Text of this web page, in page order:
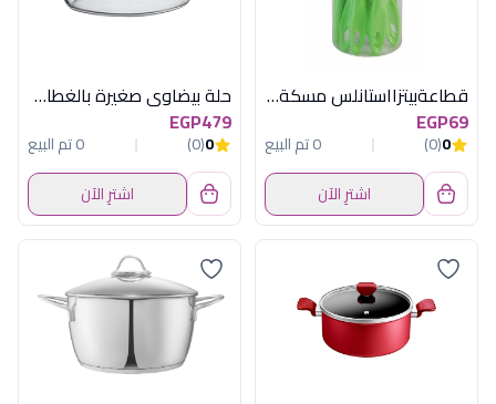
قطاعةبيتزااستانلس مسكةاخضركريستال كانيست
EGP69
0
(0)
0 تم البيع
اشترِ الآن
حلة بيضاوى صغيرة بالغطاء بورجام
EGP479
0
(0)
0 تم البيع
اشترِ الآن